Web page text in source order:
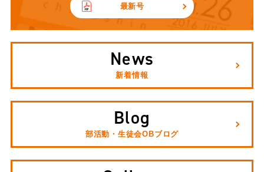
最新号
News
新着情報
Blog
部活動・生徒会OBブログ